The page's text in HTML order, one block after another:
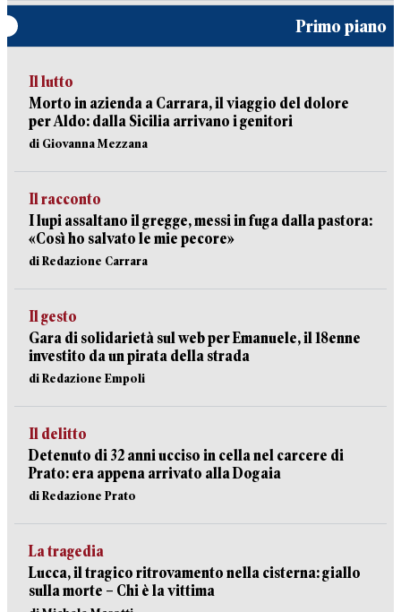
Primo piano
Il lutto
Morto in azienda a Carrara, il viaggio del dolore
per Aldo: dalla Sicilia arrivano i genitori
di Giovanna Mezzana
Il racconto
I lupi assaltano il gregge, messi in fuga dalla pastora:
«Così ho salvato le mie pecore»
di Redazione Carrara
Il gesto
Gara di solidarietà sul web per Emanuele, il 18enne
investito da un pirata della strada
di Redazione Empoli
Il delitto
Detenuto di 32 anni ucciso in cella nel carcere di
Prato: era appena arrivato alla Dogaia
di Redazione Prato
La tragedia
Lucca, il tragico ritrovamento nella cisterna: giallo
sulla morte – Chi è la vittima